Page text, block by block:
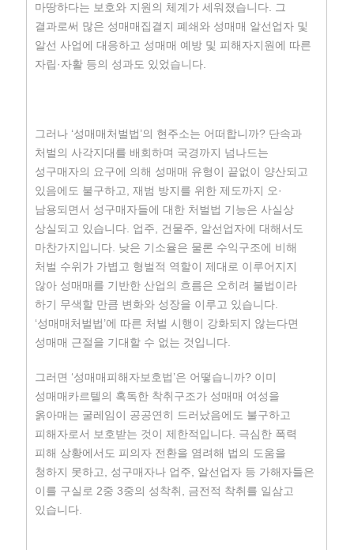
마땅하다는 보호와 지원의 체계가 세워졌습니다. 그
결과로써 많은 성매매집결지 폐쇄와 성매매 알선업자 및
알선 사업에 대응하고 성매매 예방 및 피해자지원에 따른
자립·자활 등의 성과도 있었습니다.
그러나 ‘성매매처벌법’의 현주소는 어떠합니까? 단속과
처벌의 사각지대를 배회하며 국경까지 넘나드는
성구매자의 요구에 의해 성매매 유형이 끝없이 양산되고
있음에도 불구하고, 재범 방지를 위한 제도까지 오·
남용되면서 성구매자들에 대한 처벌법 기능은 사실상
상실되고 있습니다. 업주, 건물주, 알선업자에 대해서도
마찬가지입니다. 낮은 기소율은 물론 수익구조에 비해
처벌 수위가 가볍고 형벌적 역할이 제대로 이루어지지
않아 성매매를 기반한 산업의 흐름은 오히려 불법이라
하기 무색할 만큼 변화와 성장을 이루고 있습니다.
‘성매매처벌법’에 따른 처벌 시행이 강화되지 않는다면
성매매 근절을 기대할 수 없는 것입니다.
그러면 ‘성매매피해자보호법’은 어떻습니까? 이미
성매매카르텔의 혹독한 착취구조가 성매매 여성을
옭아매는 굴레임이 공공연히 드러났음에도 불구하고
피해자로서 보호받는 것이 제한적입니다. 극심한 폭력
피해 상황에서도 피의자 전환을 염려해 법의 도움을
청하지 못하고, 성구매자나 업주, 알선업자 등 가해자들은
이를 구실로 2중 3중의 성착취, 금전적 착취를 일삼고
있습니다.